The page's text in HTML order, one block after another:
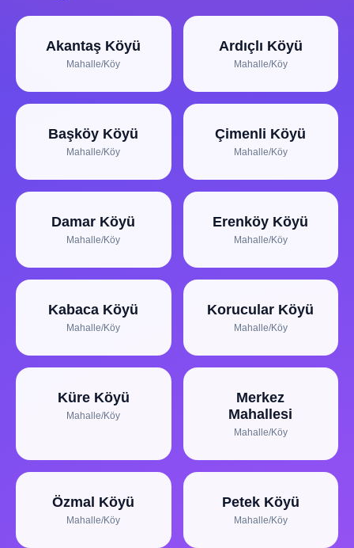
Akantaş Köyü
Mahalle/Köy
Ardıçlı Köyü
Mahalle/Köy
Başköy Köyü
Mahalle/Köy
Çimenli Köyü
Mahalle/Köy
Damar Köyü
Mahalle/Köy
Erenköy Köyü
Mahalle/Köy
Kabaca Köyü
Mahalle/Köy
Korucular Köyü
Mahalle/Köy
Küre Köyü
Mahalle/Köy
Merkez
Mahallesi
Mahalle/Köy
Özmal Köyü
Mahalle/Köy
Petek Köyü
Mahalle/Köy